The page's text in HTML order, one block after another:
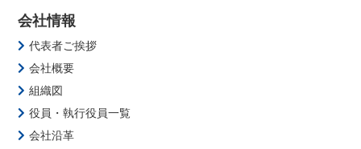
会社情報
代表者ご挨拶
会社概要
組織図
役員・執行役員一覧
会社沿革